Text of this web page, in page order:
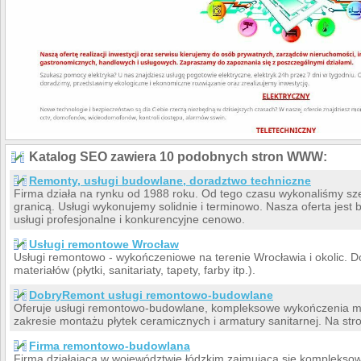
Katalog SEO zawiera 10 podobnych stron WWW:
Remonty, usługi budowlane, doradztwo techniczne
Firma działa na rynku od 1988 roku. Od tego czasu wykonaliśmy
granicą. Usługi wykonujemy solidnie i terminowo. Nasza oferta jest
usługi profesjonalne i konkurencyjne cenowo.
Usługi remontowe Wrocław
Usługi remontowo - wykończeniowe na terenie Wrocławia i okolic.
materiałów (płytki, sanitariaty, tapety, farby itp.).
DobryRemont usługi remontowo-budowlane
Oferuje usługi remontowo-budowlane, kompleksowe wykończenia
zakresie montażu płytek ceramicznych i armatury sanitarnej. Na
Firma remontowo-budowlana